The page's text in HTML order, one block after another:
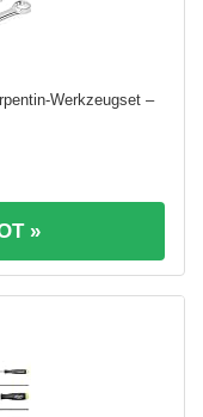
Werkzeugset –
»